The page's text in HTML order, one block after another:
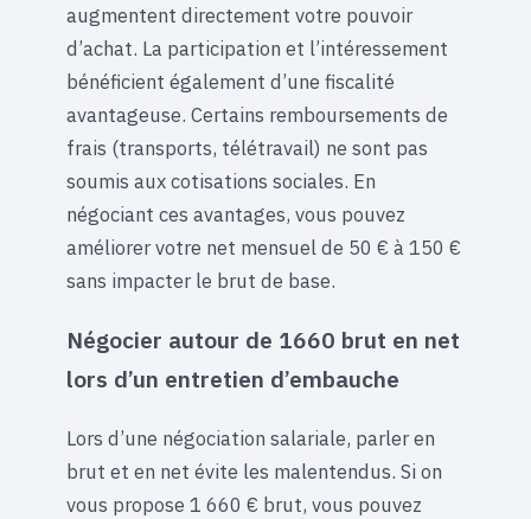
augmentent directement votre pouvoir
d’achat. La participation et l’intéressement
bénéficient également d’une fiscalité
avantageuse. Certains remboursements de
frais (transports, télétravail) ne sont pas
soumis aux cotisations sociales. En
négociant ces avantages, vous pouvez
améliorer votre net mensuel de 50 € à 150 €
sans impacter le brut de base.
Négocier autour de 1660 brut en net
lors d’un entretien d’embauche
Lors d’une négociation salariale, parler en
brut et en net évite les malentendus. Si on
vous propose 1 660 € brut, vous pouvez